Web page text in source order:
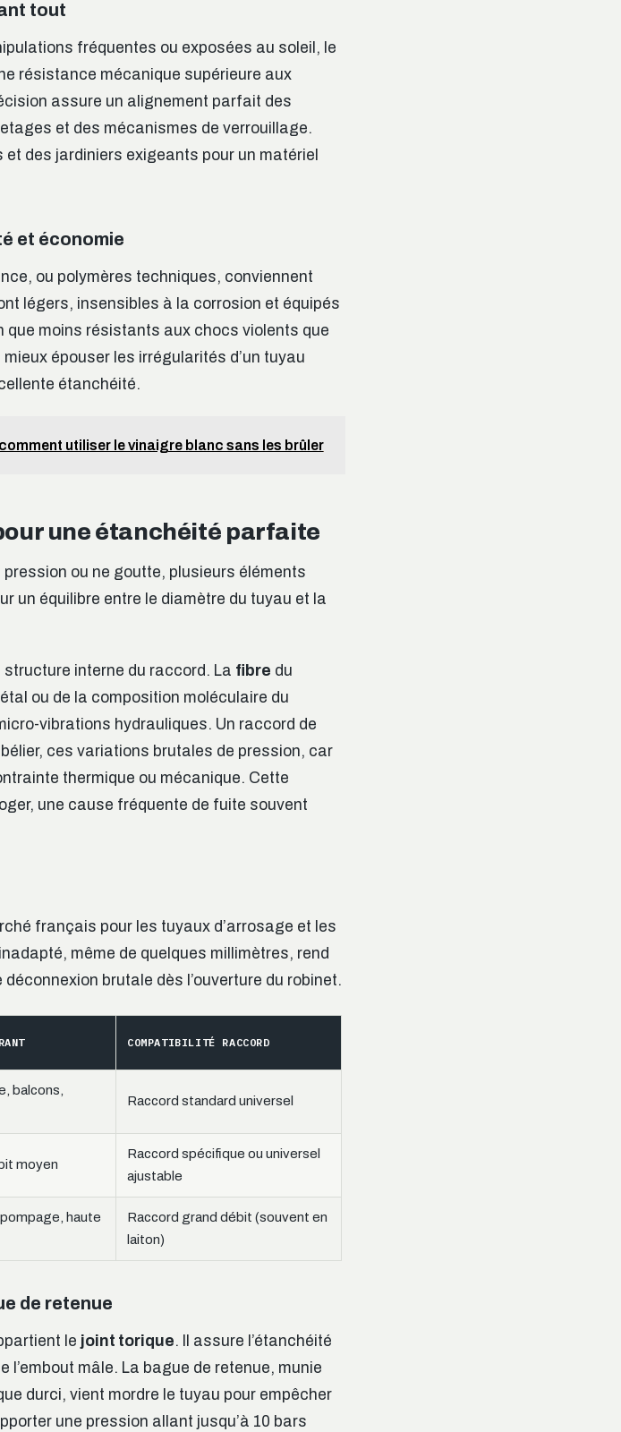
tout
fréquentes ou exposées au soleil, le
résistance mécanique supérieure aux
assure un alignement parfait des
et des mécanismes de verrouillage.
des jardiniers exigeants pour un matériel
et économie
ou polymères techniques, conviennent
légers, insensibles à la corrosion et équipés
moins résistants aux chocs violents que
épouser les irrégularités d’un tuyau
étanchéité.
utiliser le vinaigre blanc sans les brûler
une étanchéité parfaite
ou ne goutte, plusieurs éléments
un équilibre entre le diamètre du tuyau et la
structure interne du raccord. La fibre du
ou de la composition moléculaire du
vibrations hydrauliques. Un raccord de
ces variations brutales de pression, car
thermique ou mécanique. Cette
une cause fréquente de fuite souvent
français pour les tuyaux d’arrosage et les
même de quelques millimètres, rend
brutale dès l’ouverture du robinet.
COMPATIBILITÉ RACCORD
balcons,
Raccord standard universel
moyen
Raccord spécifique ou universel
ajustable
haute
Raccord grand débit (souvent en
laiton)
de retenue
le joint torique. Il assure l’étanchéité
mâle. La bague de retenue, munie
durci, vient mordre le tuyau pour empêcher
une pression allant jusqu’à 10 bars